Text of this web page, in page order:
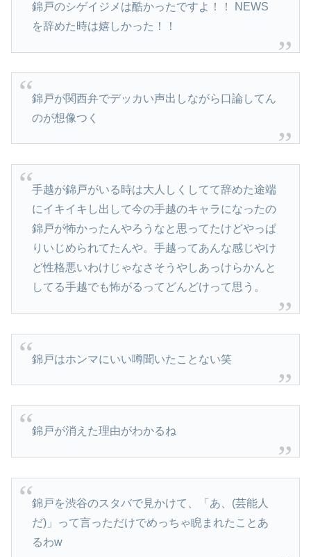
錦戸のシゲイジメは酷かったですよ！！ NEWS
を辞めた時は嬉しかった！！
錦戸が関西弁でデッカい声出しながら口論してん
のが想像つく
手越が錦戸がいる時は大人しくしてて辞めた途端
にイキイキし出して今の手越のキャラになったの
錦戸が怖かったんやろうなと思ってたけどやっぱ
りいじめられてたんや。手越ってあんな感じやけ
ど性格悪いわけじゃなさそうやしあっけらかんと
してる手越でも怖がるってどんどけって思う。
錦戸はホンマにいい噂聞いたことない笑
錦戸が消えた理由がわかるね
錦戸を渋谷のスタバで見かけて、「あ、(芸能人
だ)」って言っただけでめっちゃ睨まれたことあ
るわw